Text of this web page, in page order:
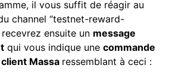
il vous suffit de réagir au
channel “testnet-reward-
ensuite un message
qui vous indique une commande
Massa ressemblant à ceci :